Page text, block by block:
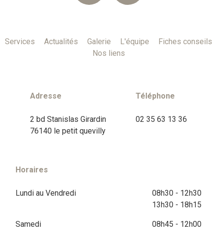
Services Actualités Galerie L'équipe
Fiches conseils
Nos liens
Adresse
2 bd Stanislas Girardin
76140 le petit quevilly
Téléphone
02 35 63 13 36
Horaires
Lundi au Vendredi
08h30 - 12h30
13h30 - 18h15
Samedi 08h45 - 12h00